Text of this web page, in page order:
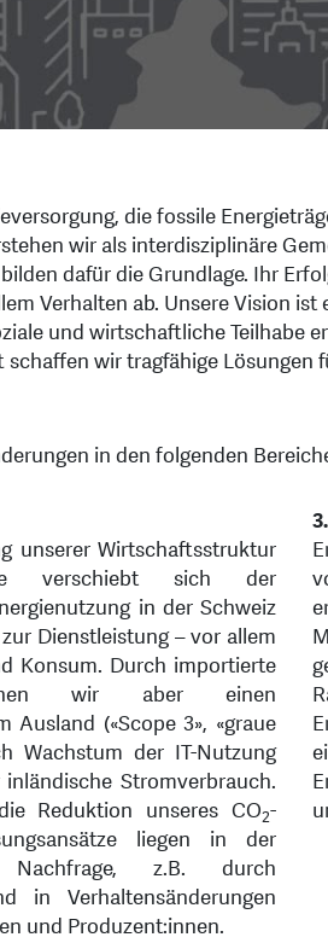
die fossile
wir als interdisziplinäre
dafür die Grundlage. Ihr
Verhalten ab. Unsere Vision ist
und wirtschaftliche Teilhabe
wir tragfähige
in den folgenden
unserer Wirtschaftsstruktur
verschiebt sich der
in der Schweiz
Dienstleistung – vor allem
Konsum. Durch importierte
wir aber einen
Ausland («Scope 3», «graue
Wachstum der IT-Nutzung
Stromverbrauch.
Reduktion unseres CO2-
liegen in der
z.B. durch
in Verhaltensänderungen
und Produzent:innen.